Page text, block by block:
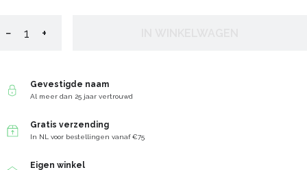
− +
Gevestigde naam
Al meer dan 25 jaar vertrouwd
Gratis verzending
In NL voor bestellingen vanaf €75
Eigen winkel